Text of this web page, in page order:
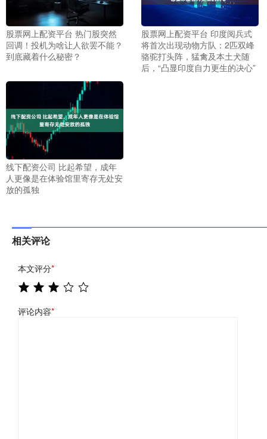
股票网上配资平台 热门股突然
回调！投机为啥让人欲罢不能？
到底藏着什么秘密？
股票网上配资平台 印度阅兵式
将首次出现动物方队：2匹双峰
骆驼打头阵，猛禽及本土犬随
后，“凸显印度自力更生的决心”
线下配资公司 比起希望，成年
人更像是在体验馆里寄存无处安
放的孤独
相关评论
本文评分*
评论内容*